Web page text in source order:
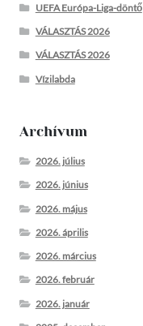
UEFA Európa-Liga-döntő
VÁLASZTÁS 2026
VÁLASZTÁS 2026
Vízilabda
Archívum
2026. július
2026. június
2026. május
2026. április
2026. március
2026. február
2026. január